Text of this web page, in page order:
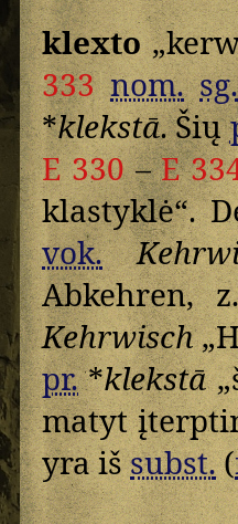
klexto
333 nom. sg.
*klekstā. Šių
E 330–E
klastyklė“.
vok.
Abkehren,
Kehrwisch
pr.*klekstā
matyt
yra išsubst.(